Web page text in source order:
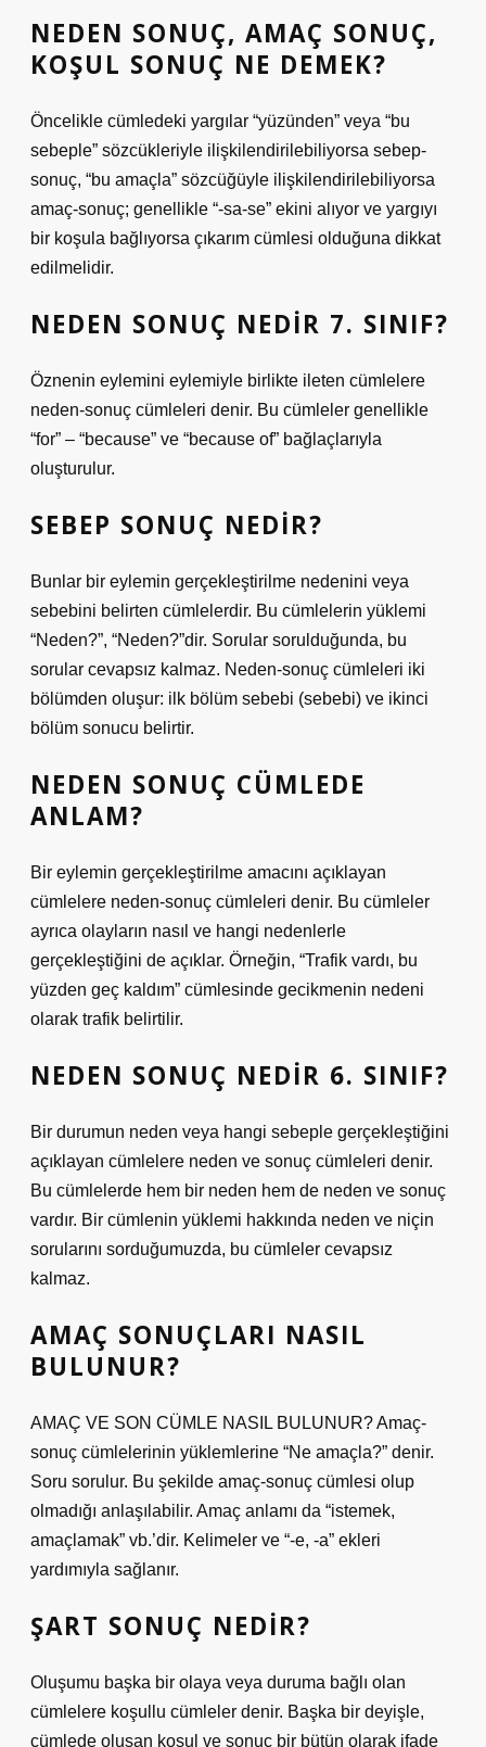
NEDEN SONUÇ, AMAÇ SONUÇ,
KOŞUL SONUÇ NE DEMEK?
Öncelikle cümledeki yargılar “yüzünden” veya “bu
sebeple” sözcükleriyle ilişkilendirilebiliyorsa sebep-
sonuç, “bu amaçla” sözcüğüyle ilişkilendirilebiliyorsa
amaç-sonuç; genellikle “-sa-se” ekini alıyor ve yargıyı
bir koşula bağlıyorsa çıkarım cümlesi olduğuna dikkat
edilmelidir.
NEDEN SONUÇ NEDIR 7. SINIF?
Öznenin eylemini eylemiyle birlikte ileten cümlelere
neden-sonuç cümleleri denir. Bu cümleler genellikle
“for” – “because” ve “because of” bağlaçlarıyla
oluşturulur.
SEBEP SONUÇ NEDIR?
Bunlar bir eylemin gerçekleştirilme nedenini veya
sebebini belirten cümlelerdir. Bu cümlelerin yüklemi
“Neden?”, “Neden?”dir. Sorular sorulduğunda, bu
sorular cevapsız kalmaz. Neden-sonuç cümleleri iki
bölümden oluşur: ilk bölüm sebebi (sebebi) ve ikinci
bölüm sonucu belirtir.
NEDEN SONUÇ CÜMLEDE
ANLAM?
Bir eylemin gerçekleştirilme amacını açıklayan
cümlelere neden-sonuç cümleleri denir. Bu cümleler
ayrıca olayların nasıl ve hangi nedenlerle
gerçekleştiğini de açıklar. Örneğin, “Trafik vardı, bu
yüzden geç kaldım” cümlesinde gecikmenin nedeni
olarak trafik belirtilir.
NEDEN SONUÇ NEDIR 6. SINIF?
Bir durumun neden veya hangi sebeple gerçekleştiğini
açıklayan cümlelere neden ve sonuç cümleleri denir.
Bu cümlelerde hem bir neden hem de neden ve sonuç
vardır. Bir cümlenin yüklemi hakkında neden ve niçin
sorularını sorduğumuzda, bu cümleler cevapsız
kalmaz.
AMAÇ SONUÇLARI NASIL
BULUNUR?
AMAÇ VE SON CÜMLE NASIL BULUNUR? Amaç-
sonuç cümlelerinin yüklemlerine “Ne amaçla?” denir.
Soru sorulur. Bu şekilde amaç-sonuç cümlesi olup
olmadığı anlaşılabilir. Amaç anlamı da “istemek,
amaçlamak” vb.’dir. Kelimeler ve “-e, -a” ekleri
yardımıyla sağlanır.
ŞART SONUÇ NEDIR?
Oluşumu başka bir olaya veya duruma bağlı olan
cümlelere koşullu cümleler denir. Başka bir deyişle,
cümlede oluşan koşul ve sonuç bir bütün olarak ifade